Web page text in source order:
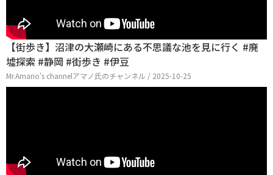
【街歩き】沼津の大瀬崎にある不思議な池を見に行く #廃
墟探索 #静岡 #街歩き #伊豆
Mr.Amano's channelアマノ氏のチャンネル / 2025-10-25